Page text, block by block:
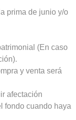
prima de junio y/o
(En caso
y venta será
afectación
fondo cuando haya